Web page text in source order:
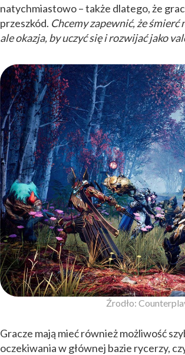
natychmiastowo – także dlatego, że
przeszkód. Chcemy zapewnić, że śmierć
ale okazja, by uczyć się i rozwijać jako
Źrodło:
Gracze mają mieć również możliwość
oczekiwania w głównej bazie rycerzy,